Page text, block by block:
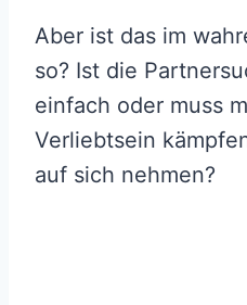
Aber ist das im
so? Ist die
einfach oder muss
Verliebtsein
auf sich nehmen?